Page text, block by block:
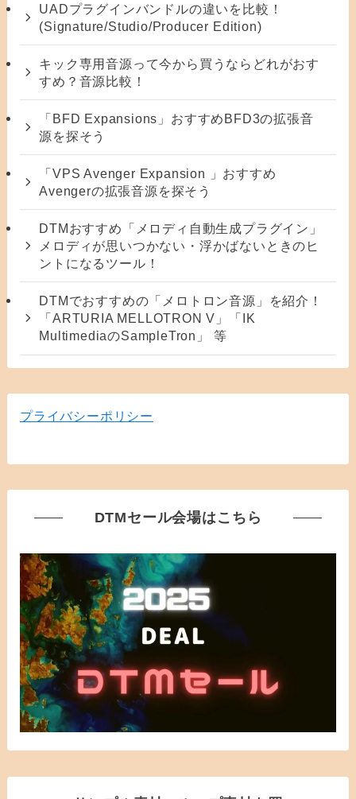
UADプラグインバンドルの違いを比較！
(Signature/Studio/Producer Edition)
キック専用音源って今から買うならどれがおす
すめ？音源比較！
「BFD Expansions」おすすめBFD3の拡張音
源を探そう
「VPS Avenger Expansion 」おすすめ
Avengerの拡張音源を探そう
DTMおすすめ「メロディ自動生成プラグイン」
メロディが思いつかない・浮かばないときのヒ
ントになるツール！
DTMでおすすめの「メロトロン音源」を紹介！
「ARTURIA MELLOTRON V」「IK
MultimediaのSampleTron」 等
プライバシーポリシー
DTMセール会場はこちら